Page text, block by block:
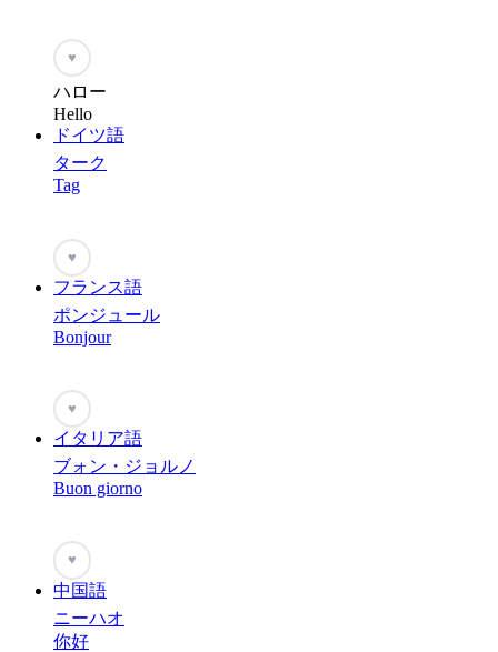
♥
ハロー
Hello
ドイツ語
ターク
Tag
♥
フランス語
ポンジュール
Bonjour
♥
イタリア語
ブォン・ジョルノ
Buon giorno
♥
中国語
ニーハオ
你好